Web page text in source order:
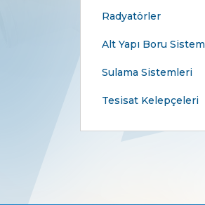
Radyatörler
Alt Yapı Boru
Sulama Sistemleri
Tesisat Kelepçeleri